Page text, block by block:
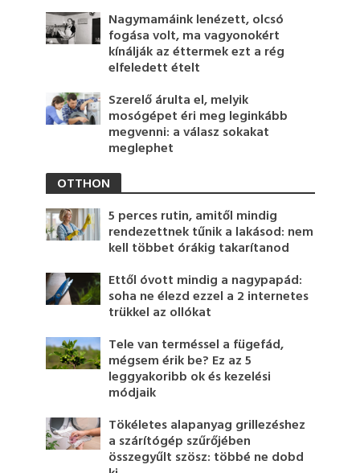
Nagymamáink lenézett, olcsó
fogása volt, ma vagyonokért
kínálják az éttermek ezt a rég
elfeledett ételt
Szerelő árulta el, melyik
mosógépet éri meg leginkább
megvenni: a válasz sokakat
meglephet
OTTHON
5 perces rutin, amitől mindig
rendezettnek tűnik a lakásod: nem
kell többet órákig takarítanod
Ettől óvott mindig a nagypapád:
soha ne élezd ezzel a 2 internetes
trükkel az ollókat
Tele van terméssel a fügefád,
mégsem érik be? Ez az 5
leggyakoribb ok és kezelési
módjaik
Tökéletes alapanyag grillezéshez
a szárítógép szűrőjében
összegyűlt szösz: többé ne dobd